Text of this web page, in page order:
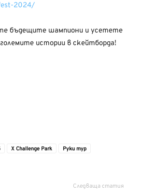
2024/
бъдещите шампиони и усетете
истории в скейтборда!
X Challenge Park
Руки тур
Следваща статия